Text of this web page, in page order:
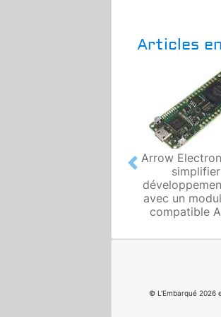
Articles
Arrow
avec un
compatible
Previous
© L'Embarqué 2026